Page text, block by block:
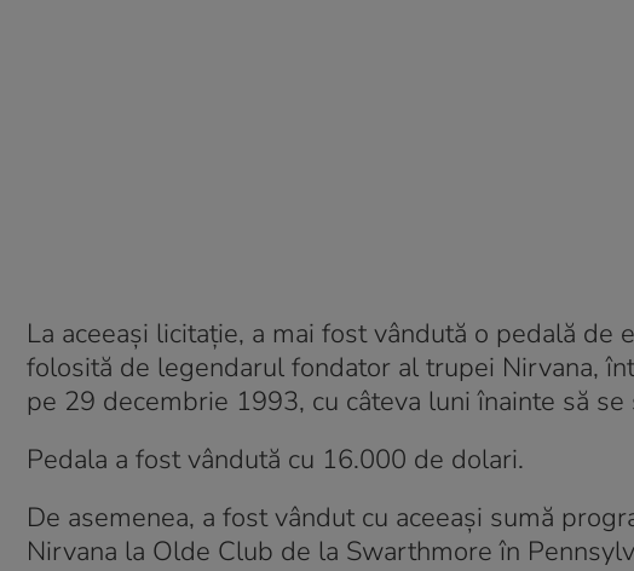
La aceeași licitație, a mai fost vândută o pedală
folosită de legendarul fondator al trupei Nirvana,
pe 29 decembrie 1993, cu câteva luni înainte să se
Pedala a fost vândută cu 16.000 de dolari.
De asemenea, a fost vândut cu aceeași sumă
Nirvana la Olde Club de la Swarthmore în